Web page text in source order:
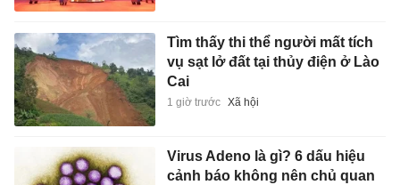
Tìm thấy thi thể người mất tích
vụ sạt lở đất tại thủy điện ở Lào
Cai
1 giờ trước Xã hội
Virus Adeno là gì? 6 dấu hiệu
cảnh báo không nên chủ quan